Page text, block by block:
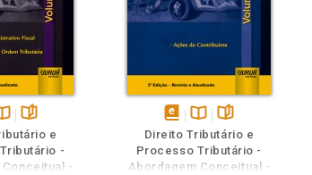
páginas
e
-
-
disponível
em
eBook
Disponível
na
B.V.
páginas
Direito Tributário e
Processo Tributário -
Abordagem Conceitual -
TambémFolheie